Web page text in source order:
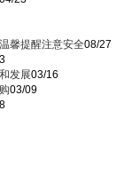
馨提醒注意安全08/27
发展03/16
03/09